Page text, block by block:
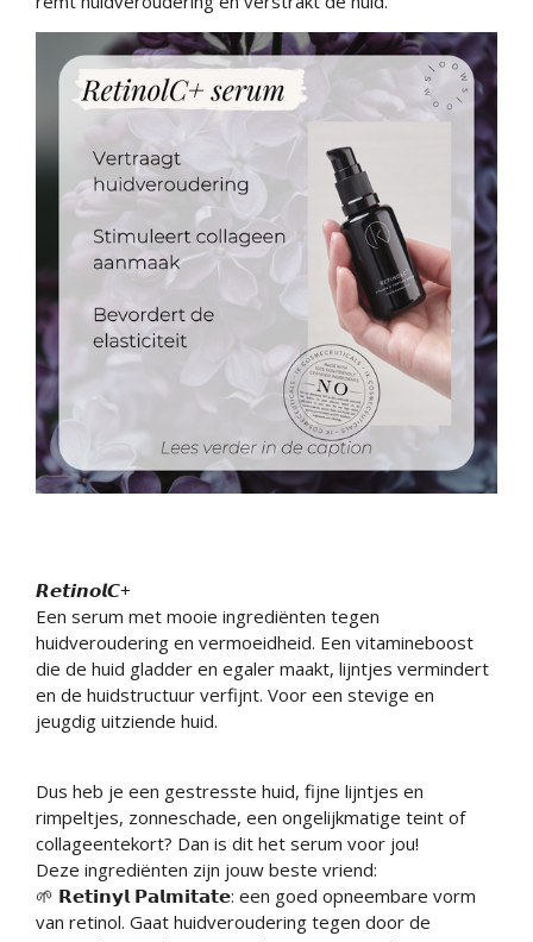
𝙍𝙚𝙩𝙞𝙣𝙤𝙡𝘾+
Een serum met mooie ingrediënten tegen
huidveroudering en vermoeidheid. Een vitamineboost
die de huid gladder en egaler maakt, lijntjes vermindert
en de huidstructuur verfijnt. Voor een stevige en
jeugdig uitziende huid.
Dus heb je een gestresste huid, fijne lijntjes en
rimpeltjes, zonneschade, een ongelijkmatige teint of
collageentekort? Dan is dit het serum voor jou!
Deze ingrediënten zijn jouw beste vriend:
🌱 𝗥𝗲𝘁𝗶𝗻𝘆𝗹 𝗣𝗮𝗹𝗺𝗶𝘁𝗮𝘁𝗲: een goed opneembare vorm
van retinol. Gaat huidveroudering tegen door de